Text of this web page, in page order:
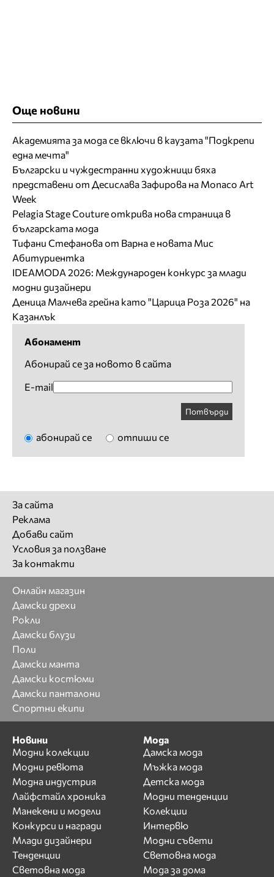
Още новини
Академията за мода се включи в каузата "Подкрепи
една мечта"
Български и чуждестранни художници бяха
представени от Десислава Зафирова на Monaco Art
Week
Pelagia Stage Couture открива нова страница в
българската мода
Тифани Стефанова от Варна е новата Мис
Абитуриентка
IDEAMODA 2026: Международен конкурс за млади
модни дизайнери
Деница Малчева грейна като "Царица Роза 2026" на
Казанлък
Абонамент
Абонирай се за новото в сайта
E-mail
Потвърди
абонирай се отпиши се
За сайта
Реклама
Добави сайт
Условия за ползване
За контакти
Онлайн магазин
Дамски дрехи
Рокли
Дамски блузи
Поли
Дамски манта
Дамски костюми
Дамски панталони
Спортни екипи
Новини
Модни колекции
Модни ревюта
Модна индустрия
Лайфстайл хроника
Манекени и модели
Конкурси и награди
Млади дизайнери
Тенденции
Световна мода
Мода
Дамска мода
Мъжка мода
Детска мода
Модни тенденции
Колекции
Интервю
Модни съвети
Световна мода
Мода за дома